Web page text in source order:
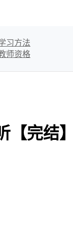
习方法
师资格
完结】